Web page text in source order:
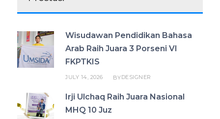
Wisudawan Pendidikan Bahasa
Arab Raih Juara 3 Porseni VI
FKPTKIS
JULY 14, 2026 BYDESIGNER
Irji Ulchaq Raih Juara Nasional
MHQ 10 Juz